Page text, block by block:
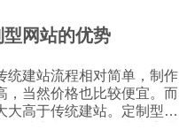
网站的优势
统建站流程相对简单，制作
，当然价格也比较便宜。而
大高于传统建站。定制型网